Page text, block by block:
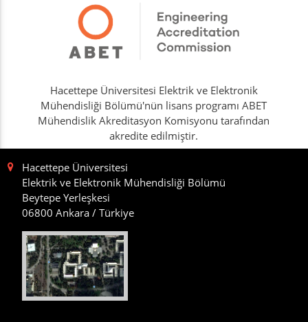
Hacettepe Üniversitesi Elektrik ve Elektronik
Mühendisliği Bölümü'nün lisans programı ABET
Mühendislik Akreditasyon Komisyonu tarafından
akredite edilmiştir.
Hacettepe Üniversitesi
Elektrik ve Elektronik Mühendisliği Bölümü
Beytepe Yerleşkesi
06800 Ankara / Türkiye